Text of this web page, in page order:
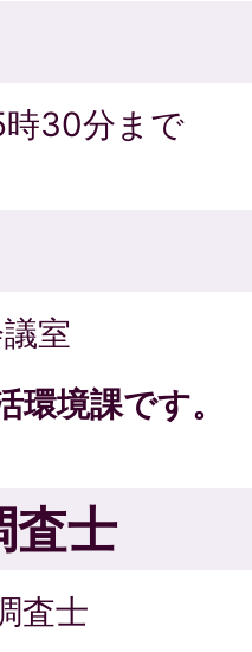
30分まで
室
環境課です。
査士
査士